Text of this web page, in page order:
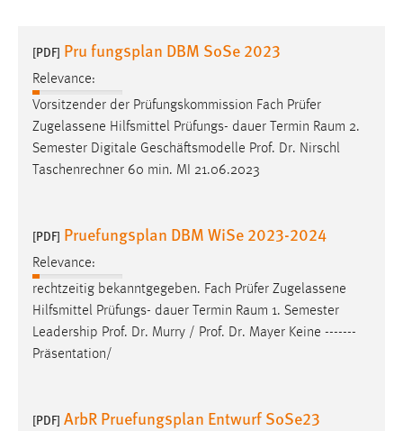
[PDF] Pru fungsplan DBM SoSe 2023
Relevance:
Vorsitzender der Prüfungskommission Fach Prüfer
Zugelassene Hilfsmittel Prüfungs- dauer Termin Raum 2.
Semester Digitale Geschäftsmodelle Prof. Dr. Nirschl
Taschenrechner 60 min. MI 21.06.2023
[PDF] Pruefungsplan DBM WiSe 2023-2024
Relevance:
rechtzeitig bekanntgegeben. Fach Prüfer Zugelassene
Hilfsmittel Prüfungs- dauer Termin Raum 1. Semester
Leadership Prof. Dr. Murry / Prof. Dr. Mayer Keine -------
Präsentation/
[PDF] ArbR Pruefungsplan Entwurf SoSe23